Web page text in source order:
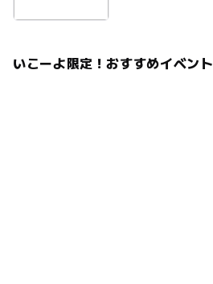
いこーよ限定！おすすめイベント